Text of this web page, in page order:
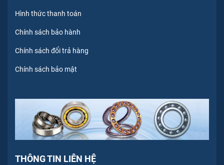
Hình thức thanh toán
Chính sách bảo hành
Chính sách đổi trả hàng
Chính sách bảo mật
THÔNG TIN LIÊN HỆ